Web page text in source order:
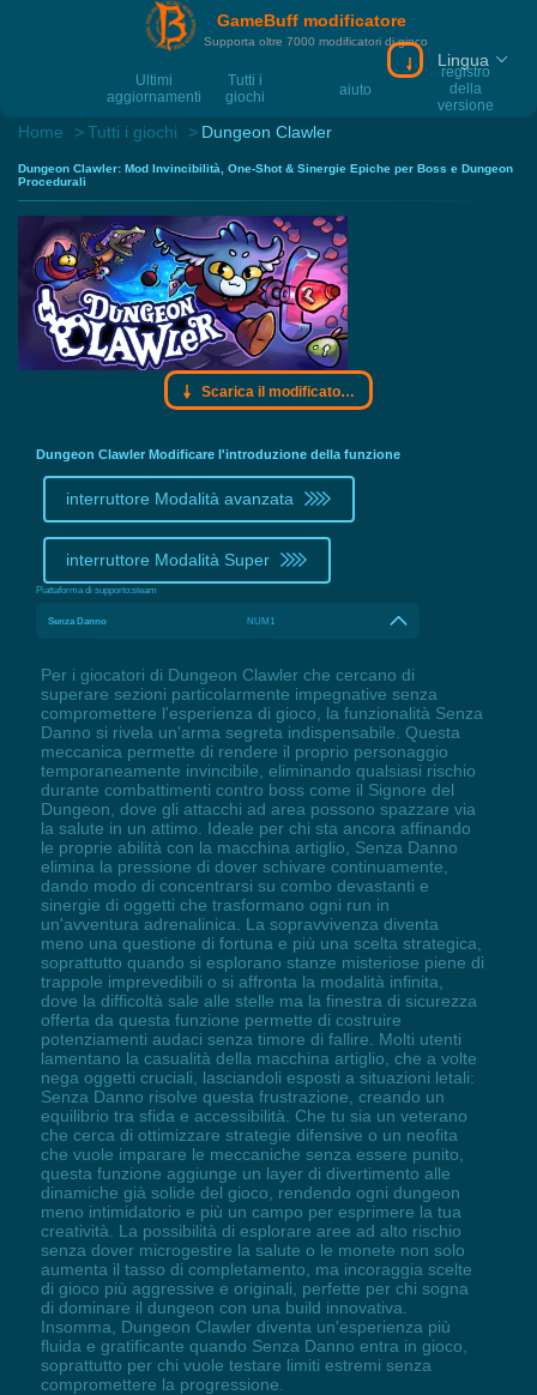
GameBuff modificatore
Supporta oltre 7000 modificatori di gioco
Ultimi
aggiornamenti
Tutti i
giochi
aiuto
registro
della
versione
Scarica il
Lingua
Home Tutti i giochi Dungeon Clawler
Dungeon Clawler: Mod Invincibilità, One-Shot & Sinergie Epiche per Boss e Dungeon
Procedurali
Scarica il modificatore Gamebuff
Dungeon Clawler Modificare l'introduzione della funzione
interruttore Modalità avanzata
interruttore Modalità Super
Piattaforma di supporto:steam
Senza Danno NUM1
Per i giocatori di Dungeon Clawler che cercano di
superare sezioni particolarmente impegnative senza
compromettere l'esperienza di gioco, la funzionalità Senza
Danno si rivela un'arma segreta indispensabile. Questa
meccanica permette di rendere il proprio personaggio
temporaneamente invincibile, eliminando qualsiasi rischio
durante combattimenti contro boss come il Signore del
Dungeon, dove gli attacchi ad area possono spazzare via
la salute in un attimo. Ideale per chi sta ancora affinando
le proprie abilità con la macchina artiglio, Senza Danno
elimina la pressione di dover schivare continuamente,
dando modo di concentrarsi su combo devastanti e
sinergie di oggetti che trasformano ogni run in
un'avventura adrenalinica. La sopravvivenza diventa
meno una questione di fortuna e più una scelta strategica,
soprattutto quando si esplorano stanze misteriose piene di
trappole imprevedibili o si affronta la modalità infinita,
dove la difficoltà sale alle stelle ma la finestra di sicurezza
offerta da questa funzione permette di costruire
potenziamenti audaci senza timore di fallire. Molti utenti
lamentano la casualità della macchina artiglio, che a volte
nega oggetti cruciali, lasciandoli esposti a situazioni letali:
Senza Danno risolve questa frustrazione, creando un
equilibrio tra sfida e accessibilità. Che tu sia un veterano
che cerca di ottimizzare strategie difensive o un neofita
che vuole imparare le meccaniche senza essere punito,
questa funzione aggiunge un layer di divertimento alle
dinamiche già solide del gioco, rendendo ogni dungeon
meno intimidatorio e più un campo per esprimere la tua
creatività. La possibilità di esplorare aree ad alto rischio
senza dover microgestire la salute o le monete non solo
aumenta il tasso di completamento, ma incoraggia scelte
di gioco più aggressive e originali, perfette per chi sogna
di dominare il dungeon con una build innovativa.
Insomma, Dungeon Clawler diventa un'esperienza più
fluida e gratificante quando Senza Danno entra in gioco,
soprattutto per chi vuole testare limiti estremi senza
compromettere la progressione.